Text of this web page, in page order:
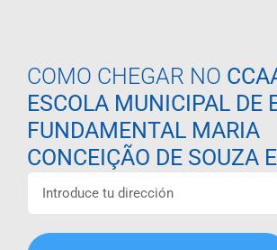
COMO CHEGAR NO
ESCOLA MUNICIPAL DE
FUNDAMENTAL MARIA
CONCEIÇÃO DE SOUZA